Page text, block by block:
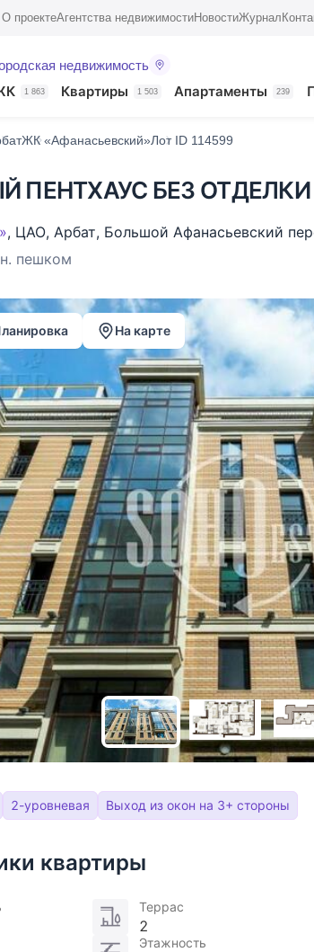
О проектеАгентства недвижимостиНовостиЖурнал
недвижимость
1 863 Квартиры 1 503 Апартаменты 239
ЖК «Афанасьевский»Лот ID 114599
ПЕНТХАУС БЕЗ
, ЦАО, Арбат, Большой Афанасьевский
пешком
На карте
2-уровневая Выход из окон на 3+ стороны
квартиры
Террас
2
Этажность
ОписаниеО домеНа карте